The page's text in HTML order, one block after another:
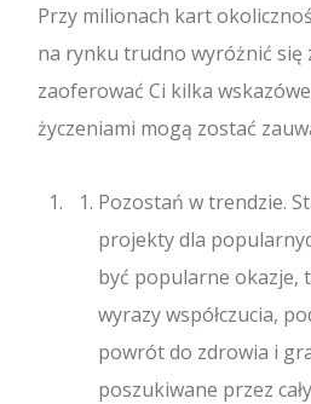
Przy milionach kart
na rynku trudno wyróżnić się
zaoferować Ci kilka
życzeniami mogą zostać
Pozostań w trendzie.
projekty dla
być popularne okazje,
wyrazy współczucia,
powrót do zdrowia i
poszukiwane przez